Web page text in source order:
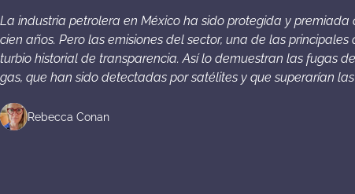
La industria petrolera en México ha sido protegida y
cien años. Pero las emisiones del sector, una de las
turbio historial de transparencia. Así lo demuestran las fugas
gas, que han sido detectadas por satélites y que superarían
Rebecca Conan